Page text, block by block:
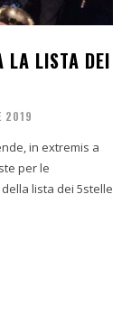
LA LISTA DEI
2019
per le
lista dei 5stelle